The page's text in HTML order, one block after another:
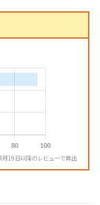
19日以降のレビューで算出